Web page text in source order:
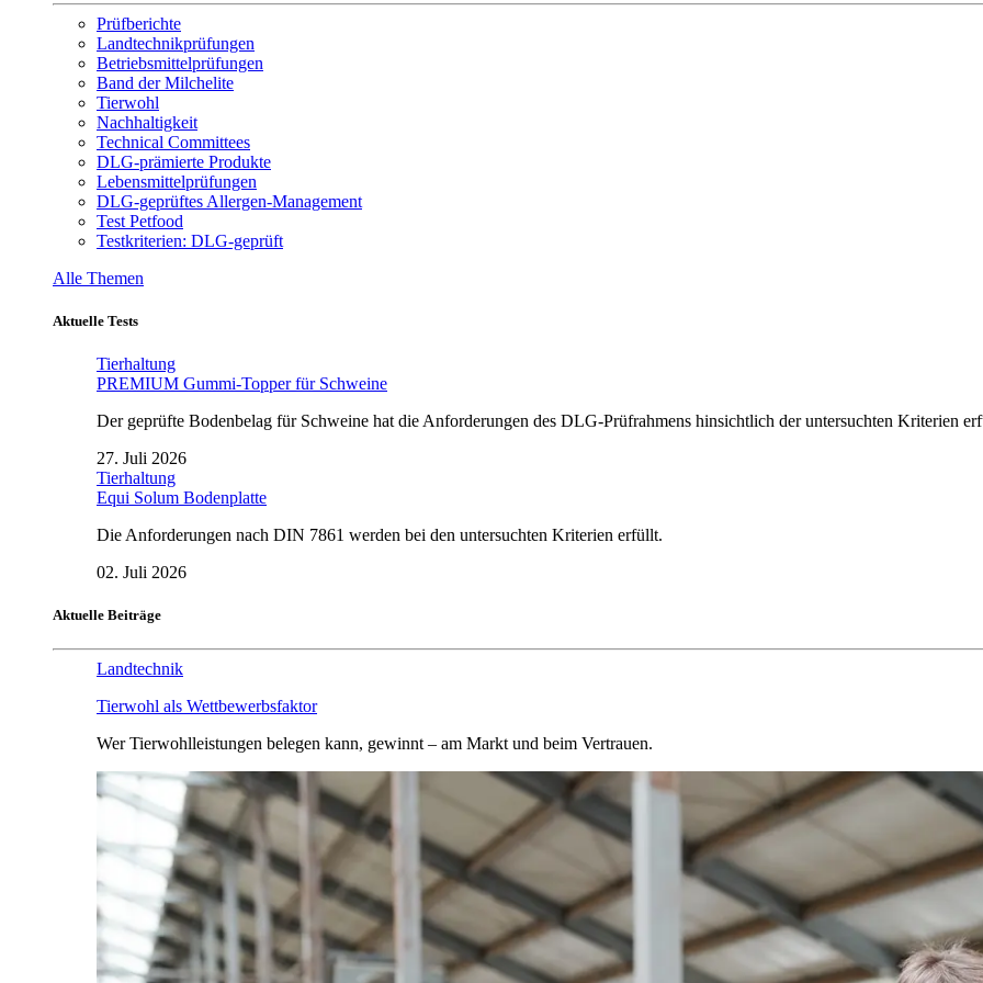
Prüfberichte
Landtechnikprüfungen
Betriebsmittelprüfungen
Band der Milchelite
Tierwohl
Nachhaltigkeit
Technical Committees
DLG-prämierte Produkte
Lebensmittelprüfungen
DLG-geprüftes Allergen-Management
Test Petfood
Testkriterien: DLG-geprüft
Alle Themen
Aktuelle Tests
Tierhaltung
PREMIUM Gummi-Topper für Schweine
Der geprüfte Bodenbelag für Schweine hat die Anforderungen des DLG-Prüfrahmens hinsichtlich der untersuchten Kriterien
27. Juli 2026
Tierhaltung
Equi Solum Bodenplatte
Die Anforderungen nach DIN 7861 werden bei den untersuchten Kriterien erfüllt.
02. Juli 2026
Aktuelle Beiträge
Landtechnik
Tierwohl als Wettbewerbsfaktor
Wer Tierwohlleistungen belegen kann, gewinnt – am Markt und beim Vertrauen.